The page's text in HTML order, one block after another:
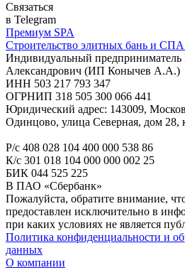
Связаться
в Telegram
Премиум SPA
Строительство элитных бань и СПА
Индивидуальный
Александрович (ИП Конычев А.А.)
ИНН 503 217 793 347
ОГРНИП 318 505 300 066 441
Юридический адрес: 143009,
Одинцово, улица Северная, дом 28,
Р/с 408 028 104 400 000 538 86
К/с 301 018 104 000 000 002 25
БИК 044 525 225
В ПАО «Сбербанк»
Пожалуйста, обратите внимание,
предоставлен исключительно в
при каких условиях не является
Политика конфиденциальности и
данных
О компании